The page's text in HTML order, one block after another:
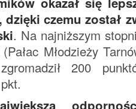
dzięki czemu został
. Na najniższym
(Pałac Młodzieży
200